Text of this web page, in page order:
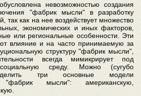
невозможностью создания
"фабрик мысли" в разработку
так как на нее воздействует множество
экономических и иных факторов,
или региональные особенности. Эти
влияние и на часто принимаемую за
структуру "фабрик мысли",
всегда мимикрирует под
среду. Можно (сугубо
три основные модели
"фабрик мысли": американскую,